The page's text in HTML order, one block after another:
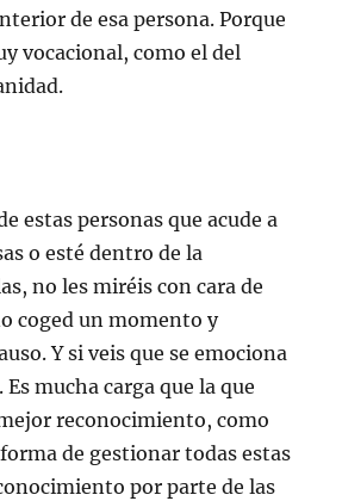
de esa persona. Porque
vocacional, como el del
estas personas que acude a
o esté dentro de la
no les miréis con cara de
coged un momento y
Y si veis que se emociona
mucha carga que la que
reconocimiento, como
de gestionar todas estas
por parte de las